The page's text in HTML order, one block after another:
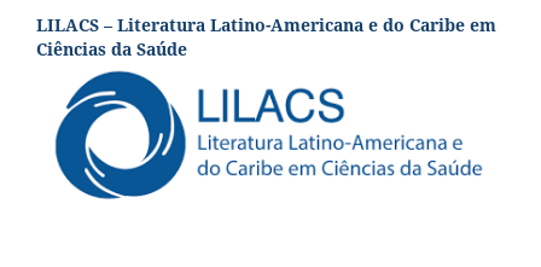
LILACS – Literatura Latino-Americana e do Caribe em
Ciências da Saúde